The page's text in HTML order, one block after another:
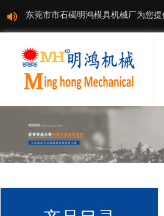
东莞市市石碣明鸿模具机械厂为您